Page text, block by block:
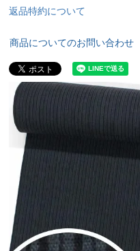
返品特約について
商品についてのお問い合わせ